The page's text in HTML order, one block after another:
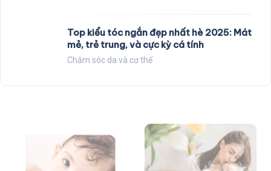
Top kiểu tóc ngắn đẹp nhất hè 2025: Mát
mẻ, trẻ trung, và cực kỳ cá tính
Chăm sóc da và cơ thể